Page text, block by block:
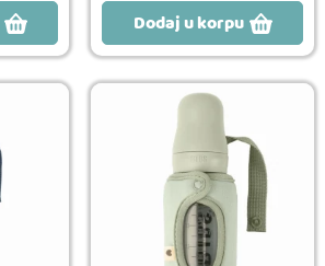
Dodaj u korpu